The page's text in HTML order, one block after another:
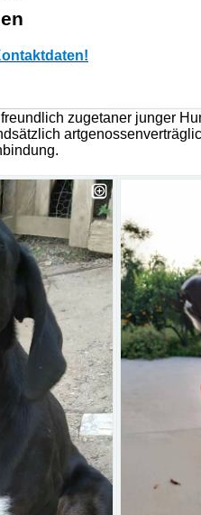
zugetaner junger